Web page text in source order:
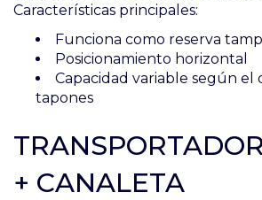
Características principales:
Funciona como reserva
Posicionamiento horizontal
Capacidad variable según el
tapones
+ CANALETA